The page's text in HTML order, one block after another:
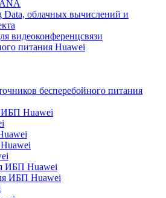
облачных вычислений и
видеоконференцсвязи
питания Huawei
бесперебойного питания
ИБП Huawei
ИБП Huawei
ИБП Huawei